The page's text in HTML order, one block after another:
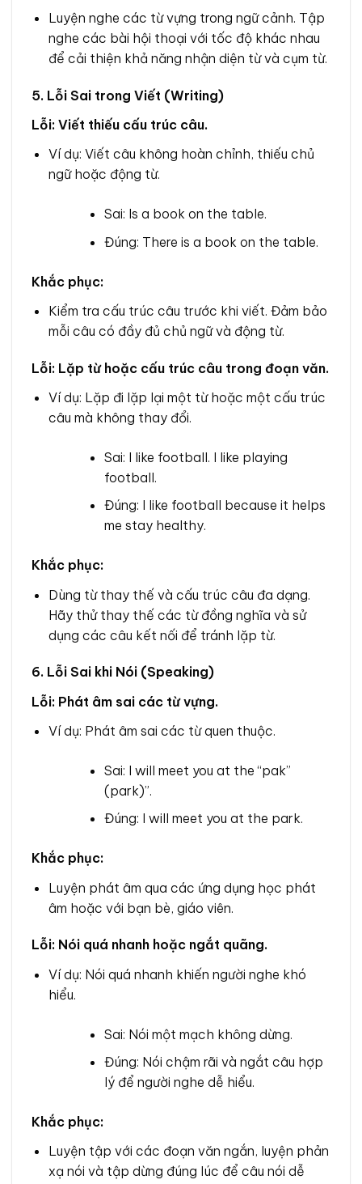
Luyện nghe các từ vựng trong ngữ cảnh. Tập
nghe các bài hội thoại với tốc độ khác nhau
để cải thiện khả năng nhận diện từ và cụm từ.
5. Lỗi Sai trong Viết (Writing)
Lỗi: Viết thiếu cấu trúc câu.
Ví dụ: Viết câu không hoàn chỉnh, thiếu chủ
ngữ hoặc động từ.
Sai: Is a book on the table.
Đúng: There is a book on the table.
Khắc phục:
Kiểm tra cấu trúc câu trước khi viết. Đảm bảo
mỗi câu có đầy đủ chủ ngữ và động từ.
Lỗi: Lặp từ hoặc cấu trúc câu trong đoạn văn.
Ví dụ: Lặp đi lặp lại một từ hoặc một cấu trúc
câu mà không thay đổi.
Sai: I like football. I like playing
football.
Đúng: I like football because it helps
me stay healthy.
Khắc phục:
Dùng từ thay thế và cấu trúc câu đa dạng.
Hãy thử thay thế các từ đồng nghĩa và sử
dụng các câu kết nối để tránh lặp từ.
6. Lỗi Sai khi Nói (Speaking)
Lỗi: Phát âm sai các từ vựng.
Ví dụ: Phát âm sai các từ quen thuộc.
Sai: I will meet you at the “pak”
(park)”.
Đúng: I will meet you at the park.
Khắc phục:
Luyện phát âm qua các ứng dụng học phát
âm hoặc với bạn bè, giáo viên.
Lỗi: Nói quá nhanh hoặc ngắt quãng.
Ví dụ: Nói quá nhanh khiến người nghe khó
hiểu.
Sai: Nói một mạch không dừng.
Đúng: Nói chậm rãi và ngắt câu hợp
lý để người nghe dễ hiểu.
Khắc phục:
Luyện tập với các đoạn văn ngắn, luyện phản
xạ nói và tập dừng đúng lúc để câu nói dễ